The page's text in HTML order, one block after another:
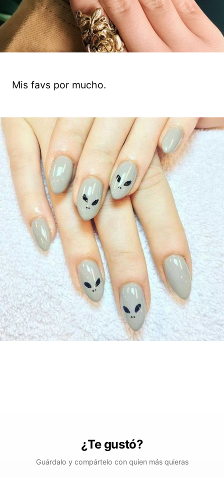
Mis favs por mucho.
¿Te gustó?
Guárdalo y compártelo con quien más quieras